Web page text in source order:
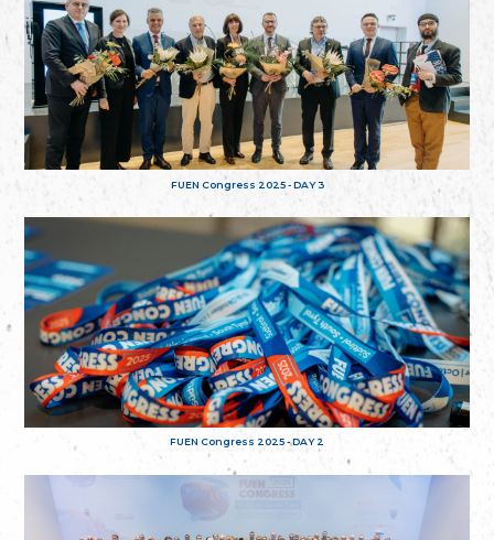
FUEN Congress 2025 - DAY 3
FUEN Congress 2025 - DAY 2